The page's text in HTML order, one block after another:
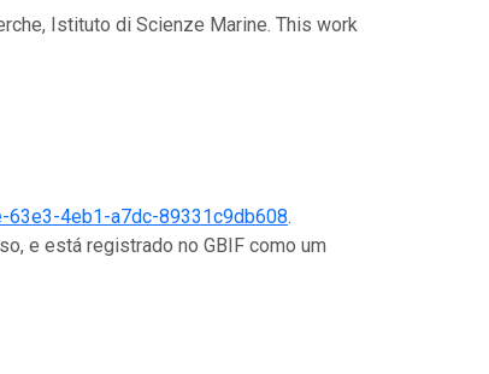
Istituto di Scienze Marine. This work
63e3-4eb1-a7dc-89331c9db608.
e está registrado no GBIF como um